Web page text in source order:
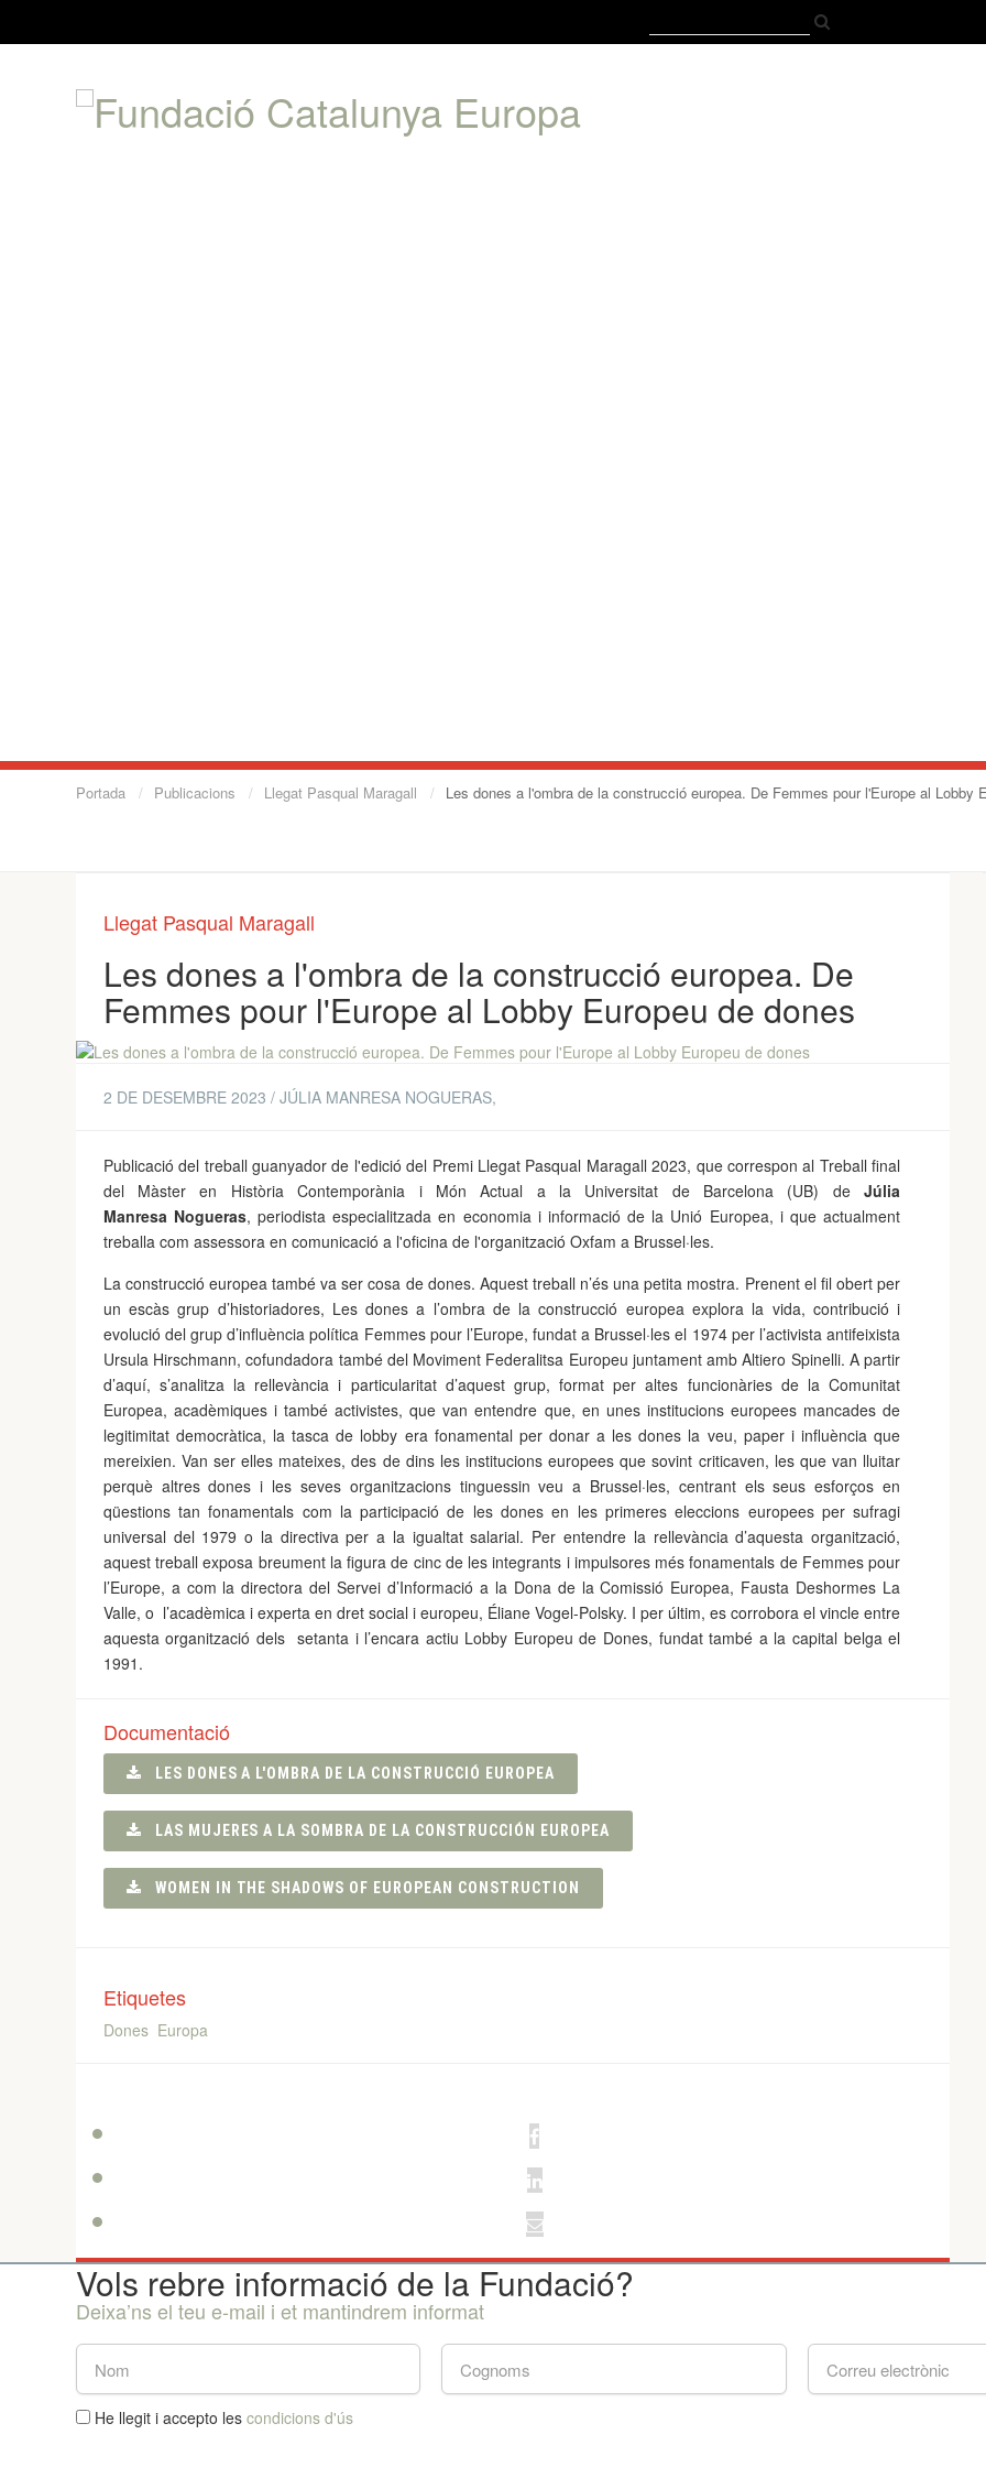
Portada Publicacions Llegat Pasqual Maragall Les dones a l'ombra de la construcció europea. De Femmes pour l'Europe al Lobby
Llegat Pasqual Maragall
Les dones a l'ombra de la construcció europea. De
Femmes pour l'Europe al Lobby Europeu de dones
2 DE DESEMBRE 2023 / JÚLIA MANRESA NOGUERAS,
Publicació del treball guanyador de l'edició del Premi Llegat Pasqual Maragall 2023, que correspon al Treball final
del Màster en Història Contemporània i Món Actual
a la Universitat de Barcelona (UB) deJúlia
Manresa Nogueras, periodista especialitzada en economia i informació de la Unió Europea, i que actualment
treballa com assessora en comunicació a l'oficina de l'organització Oxfam a Brussel·les.
La construcció europea també va ser cosa de dones. Aquest treball n’és una petita mostra. Prenent el fil obert per
un escàs grup d’historiadores, Les dones a l’ombra de la construcció europea explora la vida, contribució i
evolució del grup d’influència política Femmes pour l’Europe, fundat a Brussel·les el 1974 per l’activista antifeixista
Ursula Hirschmann, cofundadora també del Moviment Federalitsa Europeu juntament amb Altiero Spinelli. A partir
d’aquí, s’analitza la rellevància i particularitat d’aquest grup, format per altes funcionàries de la Comunitat
Europea, acadèmiques i també activistes, que van entendre que, en unes institucions europees mancades de
legitimitat democràtica, la tasca de lobby era fonamental per donar a les dones la veu, paper i influència que
mereixien. Van ser elles mateixes, des de dins les institucions europees que sovint criticaven, les que van lluitar
perquè altres dones i les seves organitzacions tinguessin veu a Brussel·les, centrant els seus esforços en
qüestions tan fonamentals com la participació de les dones en les primeres eleccions europees per sufragi
universal del 1979 o la directiva per a la igualtat salarial. Per entendre la rellevància d’aquesta organització,
aquest treball exposa breument la figura de cinc de les integrants i impulsores més fonamentals de Femmes pour
l’Europe, a com la directora del Servei d’Informació a la Dona de la Comissió Europea, Fausta Deshormes La
Valle, o l’acadèmica i experta en dret social i europeu, Éliane Vogel-Polsky. I per últim, es corrobora el vincle entre
aquesta organització dels setanta i l’encara actiu Lobby Europeu de Dones, fundat també a la capital belga el
1991.
Documentació
LES DONES A L'OMBRA DE LA CONSTRUCCIÓ EUROPEA
LAS MUJERES A LA SOMBRA DE LA CONSTRUCCIÓN EUROPEA
WOMEN IN THE SHADOWS OF EUROPEAN CONSTRUCTION
Etiquetes
Dones Europa
Vols rebre informació de la Fundació?
Deixa’ns el teu e-mail i et mantindrem informat
He llegit i accepto les condicions d'ús